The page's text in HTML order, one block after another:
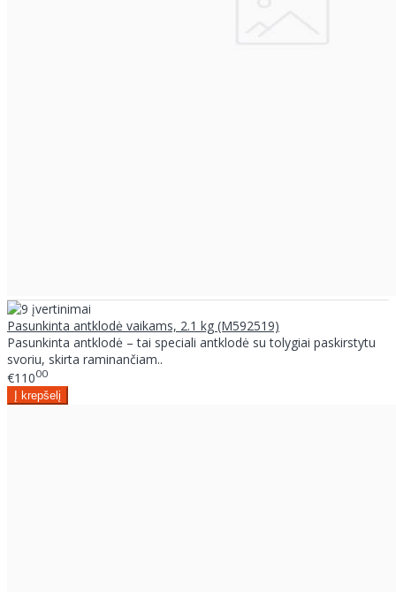
Pasunkinta antklodė vaikams, 2.1 kg (M592519)
Pasunkinta antklodė – tai speciali antklodė su tolygiai paskirstytu
svoriu, skirta raminančiam..
€11000